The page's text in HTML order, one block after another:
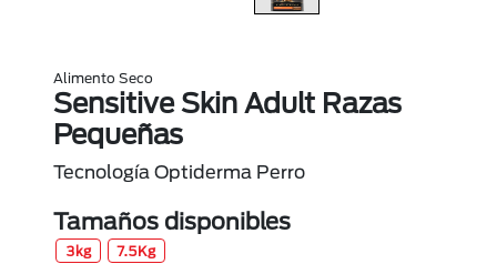
Alimento Seco
Sensitive Skin Adult Razas
Pequeñas
Tecnología Optiderma Perro
Tamaños disponibles
3kg 7.5Kg